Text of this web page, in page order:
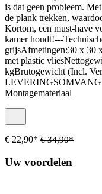
is dat geen probleem.
de plank trekken,
Kortom, een must-have
kamer houdt!---
grijsAfmetingen:30 x 30
met plastic
kgBrutogewicht (Incl.
Montagemateriaal
€ 22,90* € 34,90*
Uw voordelen